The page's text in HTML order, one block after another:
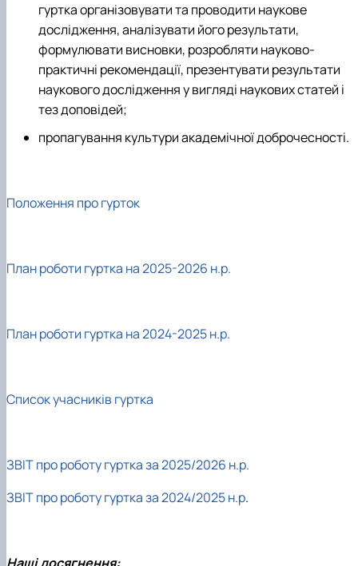
гуртка організовувати та проводити наукове
дослідження, аналізувати його результати,
формулювати висновки, розробляти науково-
практичні рекомендації, презентувати результати
наукового дослідження у вигляді наукових статей і
тез доповідей;
пропагування культури академічної доброчесності.
Положення про гурток
План роботи гуртка на 2025-2026 н.р.
План роботи гуртка на 2024-2025 н.р.
Список учасників гуртка
ЗВІТ про роботу гуртка за 2025/2026 н.р.
ЗВІТ про роботу гуртказа 2024/2025 н.р.